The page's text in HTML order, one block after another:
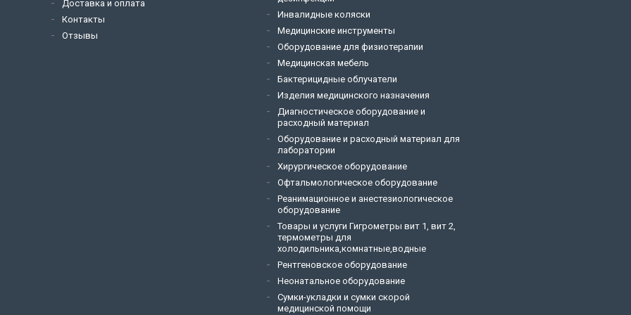
Доставка и оплата
Контакты
Отзывы
Инвалидные коляски
Медицинские инструменты
Оборудование для физиотерапии
Медицинская мебель
Бактерицидные облучатели
Изделия медицинского назначения
Диагностическое оборудование и
расходный материал
Оборудование и расходный материал для
лаборатории
Хирургическое оборудование
Офтальмологическое оборудование
Реанимационное и анестезиологическое
оборудование
Товары и услуги Гигрометры вит 1, вит 2,
термометры для
холодильника,комнатные,водные
Рентгеновское оборудование
Неонатальное оборудование
Сумки-укладки и сумки скорой
медицинской помощи